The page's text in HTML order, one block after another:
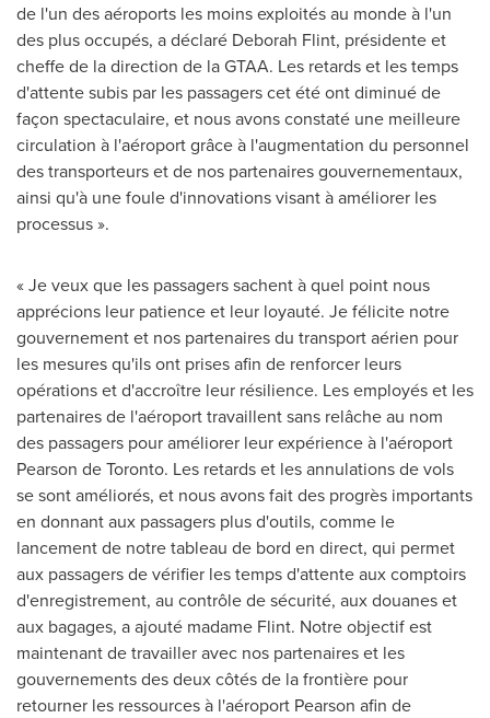
de l'un des aéroports les moins exploités au monde à l'un
des plus occupés, a déclaré Deborah Flint, présidente et
cheffe de la direction de la GTAA. Les retards et les temps
d'attente subis par les passagers cet été ont diminué de
façon spectaculaire, et nous avons constaté une meilleure
circulation à l'aéroport grâce à l'augmentation du personnel
des transporteurs et de nos partenaires gouvernementaux,
ainsi qu'à une foule d'innovations visant à améliorer les
processus ».
« Je veux que les passagers sachent à quel point nous
apprécions leur patience et leur loyauté. Je félicite notre
gouvernement et nos partenaires du transport aérien pour
les mesures qu'ils ont prises afin de renforcer leurs
opérations et d'accroître leur résilience. Les employés et les
partenaires de l'aéroport travaillent sans relâche au nom
des passagers pour améliorer leur expérience à l'aéroport
Pearson deToronto. Les retards et les annulations de vols
se sont améliorés, et nous avons fait des progrès importants
en donnant aux passagers plus d'outils, comme le
lancement de notre tableau de bord en direct, qui permet
aux passagers de vérifier les temps d'attente aux comptoirs
d'enregistrement, au contrôle de sécurité, aux douanes et
aux bagages, a ajouté madame Flint. Notre objectif est
maintenant de travailler avec nos partenaires et les
gouvernements des deux côtés de la frontière pour
retourner les ressources à l'aéroport Pearson afin de